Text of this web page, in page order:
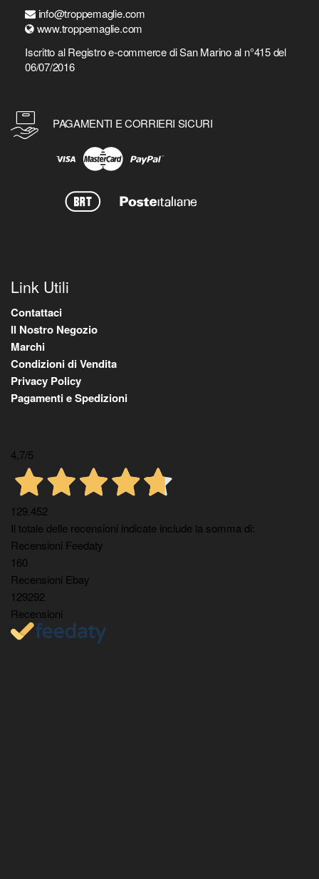
info@troppemaglie.com
www.troppemaglie.com
Iscritto al Registro e-commerce di San Marino al n°415 del
06/07/2016
PAGAMENTI E CORRIERI SICURI
Link Utili
Contattaci
Il Nostro Negozio
Marchi
Condizioni di Vendita
Privacy Policy
Pagamenti e Spedizioni
4,7/5
129.452
Il totale delle recensioni indicate include la somma di:
Recensioni Feedaty
160
Recensioni Ebay
129292
Recensioni